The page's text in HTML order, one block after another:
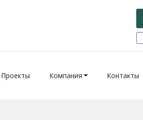
Проекты Компания Контакты